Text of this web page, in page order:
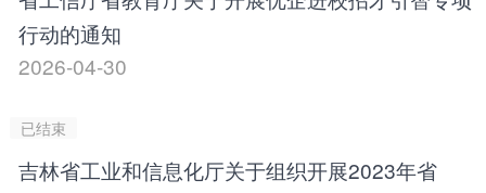
行动的通知
2026-04-30
已结束
吉林省工业和信息化厅关于组织开展2023年省